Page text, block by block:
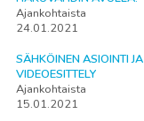
Ajankohtaista
24.01.2021
SÄHKÖINEN ASIOINTI JA
VIDEOESITTELY
Ajankohtaista
15.01.2021